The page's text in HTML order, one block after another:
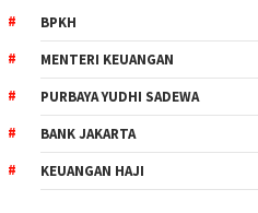
BPKH
MENTERI KEUANGAN
PURBAYA YUDHI SADEWA
BANK JAKARTA
KEUANGAN HAJI